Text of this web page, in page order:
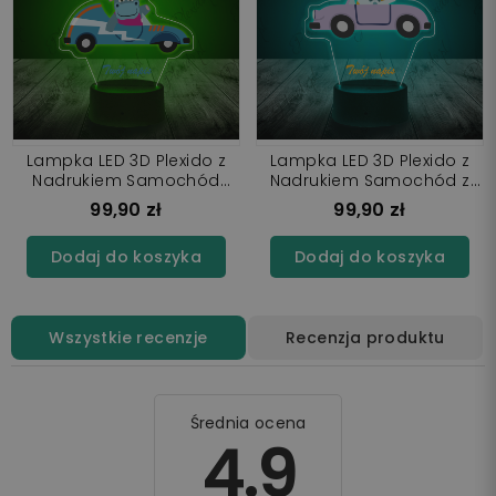
Lampka LED 3D Plexido z
Nadrukiem Samochód
Hipopotam
99,90 zł
Dodaj do koszyka
Lampka LED 3D Plexido z
Nadrukiem Samochód z
Lwem
99,90 zł
Dodaj do koszyka
Wszystkie recenzje Recenzja produktu
Średnia ocena
4.9